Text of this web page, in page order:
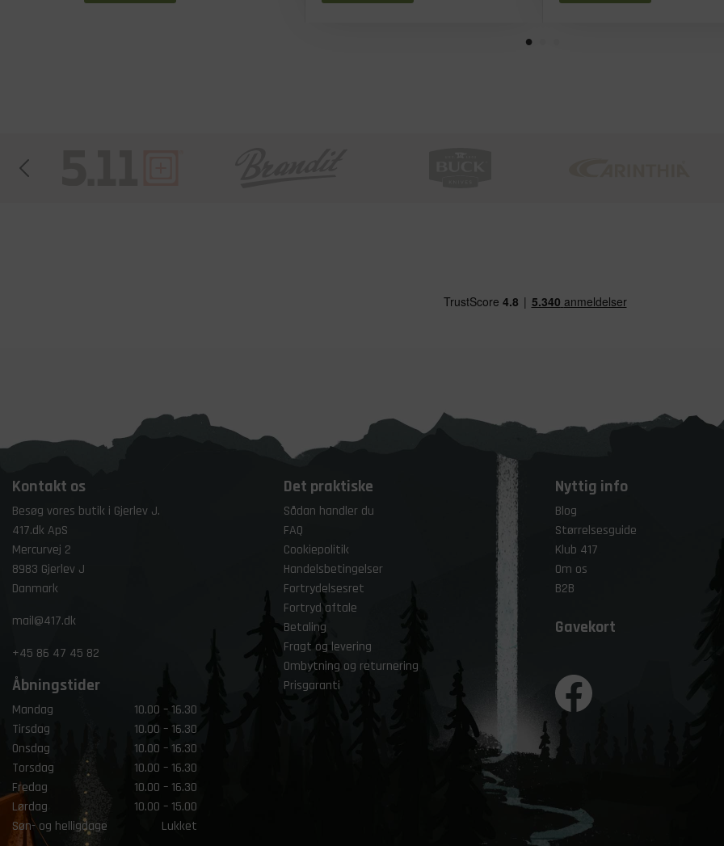
Kontakt os
Besøg vores butik i Gjerlev J.
417.dk ApS
Mercurvej 2
8983 Gjerlev J
Danmark
mail@417.dk
+45 86 47 45 82
Åbningstider
Mandag
10.00 – 16.30
Tirsdag
10.00 – 16.30
Onsdag
10.00 – 16.30
Torsdag
10.00 – 16.30
Fredag
10.00 – 16.30
Lørdag
10.00 – 15.00
Søn- og helligdage
Lukket
Det praktiske
Sådan handler du
FAQ
Cookiepolitik
Handelsbetingelser
Fortrydelsesret
Fortryd aftale
Betaling
Fragt og levering
Ombytning og returnering
Prisgaranti
Nyttig info
Blog
Størrelsesguide
Klub 417
Om os
B2B
Gavekort